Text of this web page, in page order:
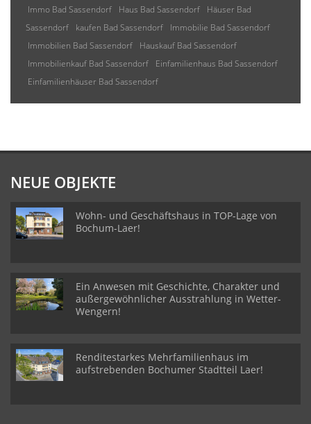
Immo Bad Sassendorf Haus Bad Sassendorf
Häuser Bad
Sassendorf
kaufen Bad Sassendorf
Immobilie Bad Sassendorf
Immobilien Bad Sassendorf
Hauskauf Bad Sassendorf
Immobilienkauf Bad Sassendorf
Einfamilienhaus Bad Sassendorf
Einfamilienhäuser Bad Sassendorf
NEUE OBJEKTE
Wohn- und Geschäftshaus in TOP-Lage von
Bochum-Laer!
Ein Anwesen mit Geschichte, Charakter und
außergewöhnlicher Ausstrahlung in Wetter-
Wengern!
Renditestarkes Mehrfamilienhaus im
aufstrebenden Bochumer Stadtteil Laer!